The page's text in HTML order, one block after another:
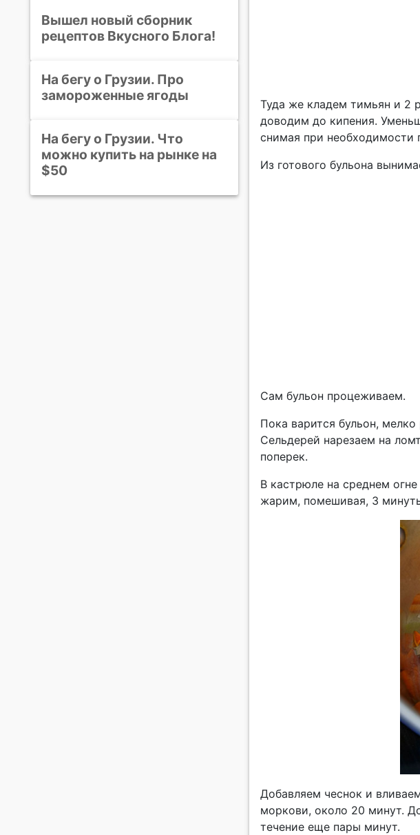
Туда же кладем тимьян и 2
доводим до кипения.
снимая при необходимости
Из готового бульона
Сам бульон процеживаем.
Пока варится бульон,
Сельдерей нарезаем на
поперек.
В кастрюле на среднем
жарим, помешивая, 3
Добавляем чеснок и
моркови, около 20 минут.
течение еще пары минут.
Вышел новый сборник
рецептов Вкусного Блога!
На бегу о Грузии. Про
замороженные ягоды
На бегу о Грузии. Что
можно купить на рынке на
$50